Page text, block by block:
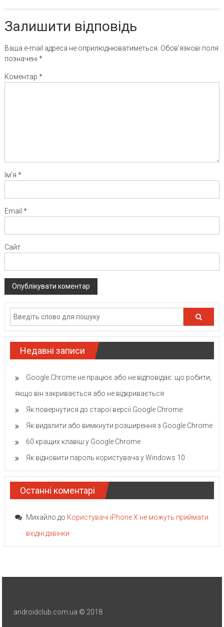
Залишити відповідь
Ваша e-mail адреса не оприлюднюватиметься. Обов’язкові поля
позначені *
Коментар *
Ім'я *
Email *
Сайт
Недавні записи
Google Chrome не працює або не відповідає: що робити,
якщо він закривається або не відкривається
Як повернутися до старої версії Google Chrome
Як видалити або вимкнути розширення з Google Chrome
60 кращих клавіш у Google Chrome
Як відновити пароль користувача у Windows 10
Останні коментарі
Михайло до Користувачі iPhone X не можуть приймати
вхідні дзвінки
androidclub.com.ua © 2018